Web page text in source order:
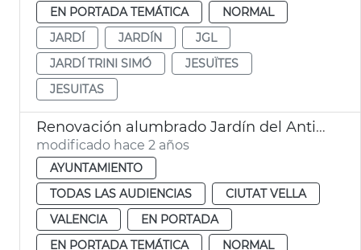
EN PORTADA TEMÁTICA
NORMAL
JARDÍ
JARDÍN
JGL
JARDÍ TRINI SIMÓ
JESUÏTES
JESUITAS
Renovación alumbrado Jardín del Antiguo Hospital
modificado hace 2 años
AYUNTAMIENTO
TODAS LAS AUDIENCIAS
CIUTAT VELLA
VALENCIA
EN PORTADA
EN PORTADA TEMÁTICA
NORMAL